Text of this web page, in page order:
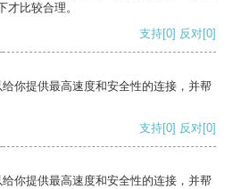
才比较合理。
支持[0] 反对[0]
你提供最高速度和安全性的连接，并帮
支持[0] 反对[0]
你提供最高速度和安全性的连接，并帮